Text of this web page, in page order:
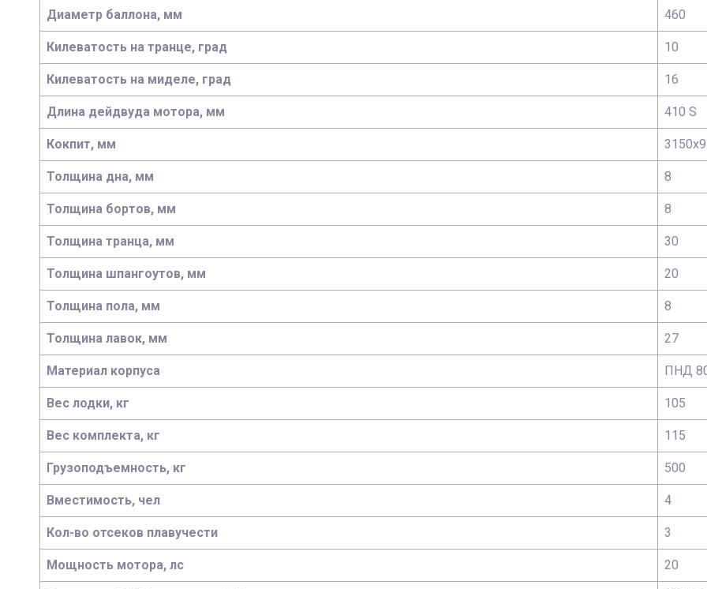
Диаметр баллона, мм 460
Килеватость на транце, град 10
Килеватость на миделе, град 16
Длина дейдвуда мотора, мм 410 S
Кокпит, мм
Толщина дна, мм 8
Толщина бортов, мм 8
Толщина транца, мм 30
Толщина шпангоутов, мм 20
Толщина пола, мм 8
Толщина лавок, мм 27
Материал корпуса ПНД
Вес лодки, кг 105
Вес комплекта, кг 115
Грузоподъемность, кг 500
Вместимость, чел 4
Кол-во отсеков плавучести 3
Мощность мотора, лс 20